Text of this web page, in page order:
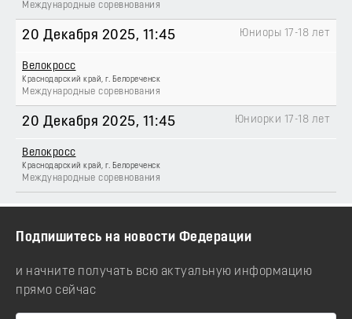
Международные соревнования
20 Декабря 2025, 11:45
Велокросс
Краснодарский край, г. Белореченск
Международные соревнования
Юниоры 17-18 лет
20 Декабря 2025, 11:45
Велокросс
Краснодарский край, г. Белореченск
Международные соревнования
Юниорки 17-18 лет
Подпишитесь на новости Федерации
и начните получать всю актуальную информацию
прямо сейчас